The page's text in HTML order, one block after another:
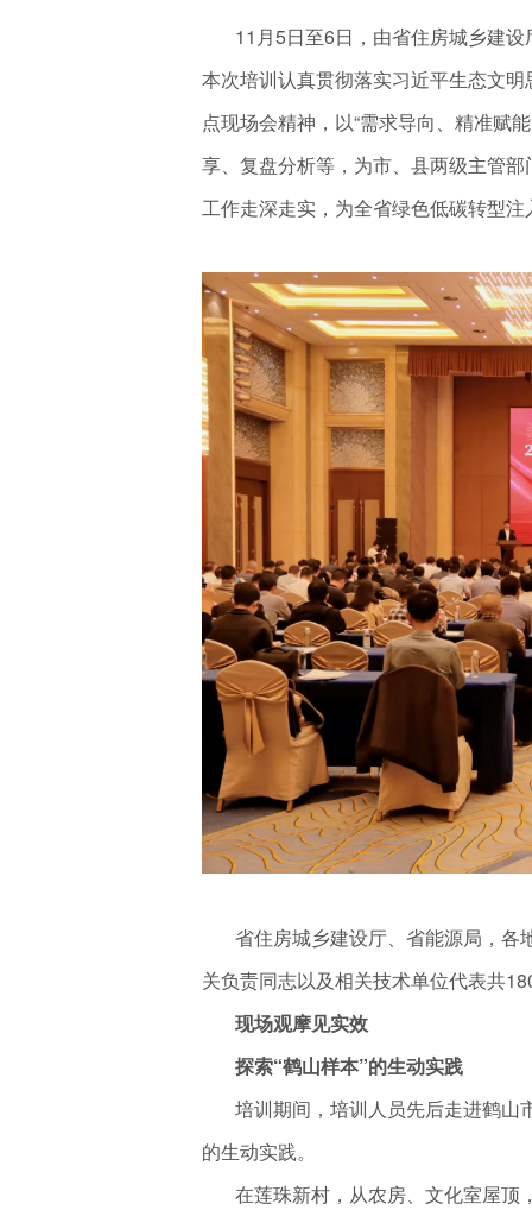
11月5日至6日，由省住房城乡建设
本次培训认真贯彻落实习近平生态文
点现场会精神，以“需求导向、精准赋
享、复盘分析等，为市、县两级主管
工作走深走实，为全省绿色低碳转型注
省住房城乡建设厅、省能源局，各
关负责同志以及相关技术单位代表共
现场观摩见实效
探索“鹤山样本”的生动实践
培训期间，培训人员先后走进鹤山
的生动实践。
在莲珠新村，从农房、文化室屋顶